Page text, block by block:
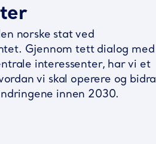
norske stat ved
Gjennom tett dialog med
interessenter, har vi et
vi skal operere og bidra
innen 2030.